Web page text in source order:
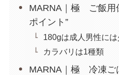
MARNA｜極 ご飯用
ポイント”
180gは成人男性に
カラバリは1種類
MARNA｜極 冷凍ご